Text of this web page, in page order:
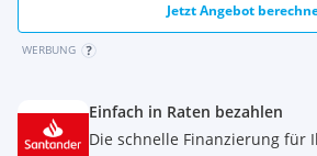
Jetzt Angebot
WERBUNG
Einfach in Raten bezahlen
Die schnelle Finanzierung für